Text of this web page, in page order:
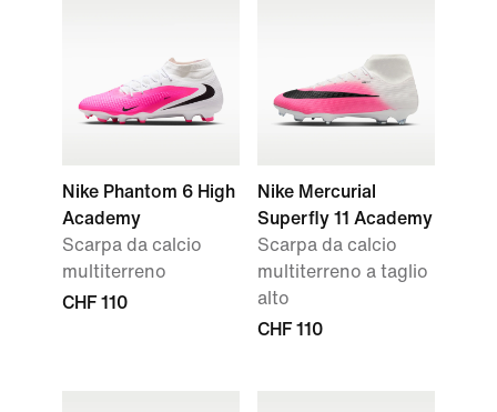
Nike Phantom 6 High
Academy
Scarpa da calcio
multiterreno
CHF 110
Nike Mercurial
Superfly 11 Academy
Scarpa da calcio
multiterreno a taglio
alto
CHF 110